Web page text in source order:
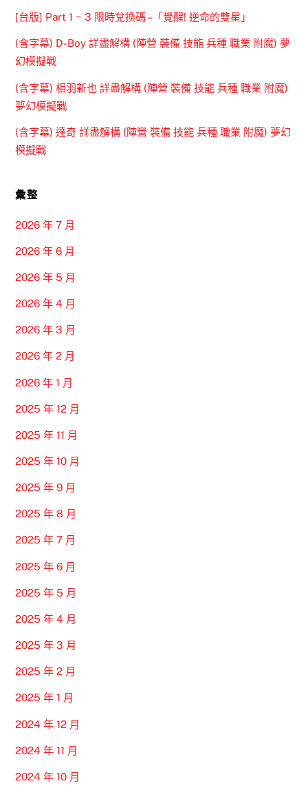
[台版] Part 1 ~ 3 限時兌換碼 –「覺醒! 逆命的雙星」
(含字幕) D-Boy 詳盡解構 (陣營 裝備 技能 兵種 職業 附魔) 夢
幻模擬戰
(含字幕) 相羽新也 詳盡解構 (陣營 裝備 技能 兵種 職業 附魔)
夢幻模擬戰
(含字幕) 達奇 詳盡解構 (陣營 裝備 技能 兵種 職業 附魔) 夢幻
模擬戰
彙整
2026 年 7 月
2026 年 6 月
2026 年 5 月
2026 年 4 月
2026 年 3 月
2026 年 2 月
2026 年 1 月
2025 年 12 月
2025 年 11 月
2025 年 10 月
2025 年 9 月
2025 年 8 月
2025 年 7 月
2025 年 6 月
2025 年 5 月
2025 年 4 月
2025 年 3 月
2025 年 2 月
2025 年 1 月
2024 年 12 月
2024 年 11 月
2024 年 10 月